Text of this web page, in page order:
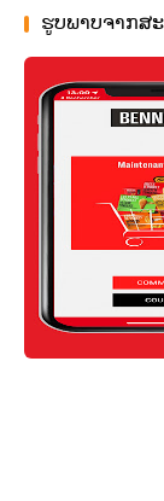
ຮູບພາບຈາກສ